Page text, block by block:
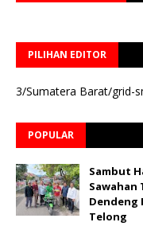
PILIHAN EDITOR
3/Sumatera Barat/grid-
POPULAR
Sambut
Sawahan
Dendeng
Telong